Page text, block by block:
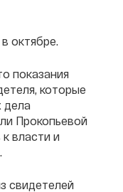
октябре.
показания
которые
дела
Прокопьевой
власти и
свидетелей